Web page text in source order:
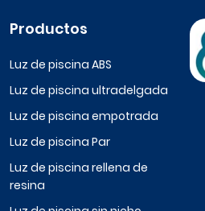
Productos
Luz de piscina ABS
Luz de piscina ultradelgada
Luz de piscina empotrada
Luz de piscina Par
Luz de piscina rellena de
resina